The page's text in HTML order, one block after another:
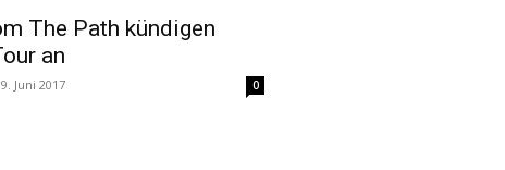
The Path kündigen
an
Juni 2017 0